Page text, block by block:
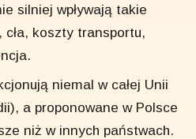
silniej wpływają takie
koszty transportu,
niemal w całej Unii
a proponowane w Polsce
niż w innych państwach.